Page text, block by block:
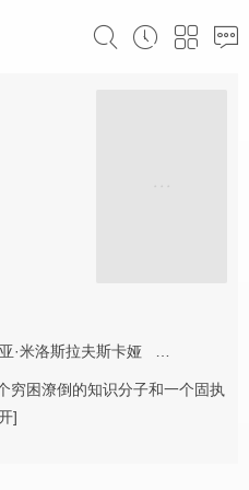
·米洛斯拉夫斯卡娅
穷困潦倒的知识分子和一个固执
]